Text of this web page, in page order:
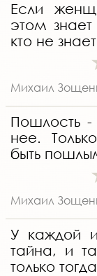
Если
этом
кто не
Михаил
Пошлость -
нее.
быть
Михаил
У каждой
тайна, и
только